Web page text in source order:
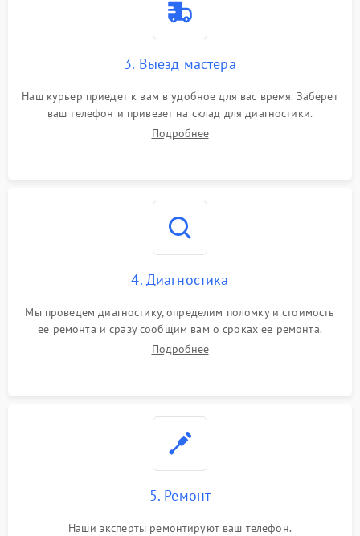
3. Выезд мастера
Наш курьер приедет к вам в удобное для вас время. Заберет
ваш телефон и привезет на склад для диагностики.
Подробнее
4. Диагностика
Мы проведем диагностику, определим поломку и стоимость
ее ремонта и сразу сообщим вам о сроках ее ремонта.
Подробнее
5. Ремонт
Наши эксперты ремонтируют ваш телефон.